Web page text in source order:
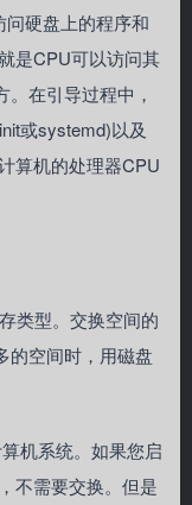
硬盘上的程序和
是CPU可以访问其
在引导过程中，
或systemd)以及
算机的处理器CPU
类型。交换空间的
的空间时，用磁盘
机系统。如果您启
不需要交换。但是